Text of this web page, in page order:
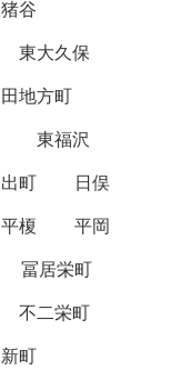
谷
東大久保
地方町
東福沢
町
日俣
平榎
平岡
冨居栄町
不二栄町
町